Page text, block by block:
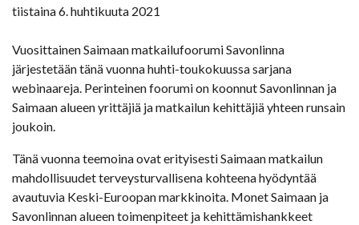
tiistaina 6. huhtikuuta 2021
Vuosittainen Saimaan matkailufoorumi Savonlinna
järjestetään tänä vuonna huhti-toukokuussa sarjana
webinaareja. Perinteinen foorumi on koonnut Savonlinnan ja
Saimaan alueen yrittäjiä ja matkailun kehittäjiä yhteen runsain
joukoin.
Tänä vuonna teemoina ovat erityisesti Saimaan matkailun
mahdollisuudet terveysturvallisena kohteena hyödyntää
avautuvia Keski-Euroopan markkinoita. Monet Saimaan ja
Savonlinnan alueen toimenpiteet ja kehittämishankkeet